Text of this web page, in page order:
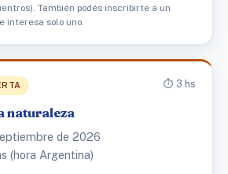
También podés inscribirte a un
interesa solo uno.
⏱️ 3 hs
naturaleza
de 2026
(hora Argentina)